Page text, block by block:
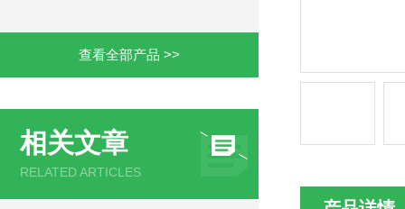
查看全部产品 >>
相关文章
RELATED ARTICLES